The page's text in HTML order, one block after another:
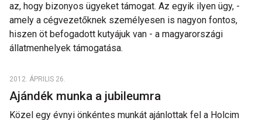
az, hogy bizonyos ügyeket támogat. Az egyik ilyen ügy, -
amely a cégvezetőknek személyesen is nagyon fontos,
hiszen öt befogadott kutyájuk van - a magyarországi
állatmenhelyek támogatása.
2012. ÁPRILIS 26.
Ajándék munka a jubileumra
Közel egy évnyi önkéntes munkát ajánlottak fel a Holcim